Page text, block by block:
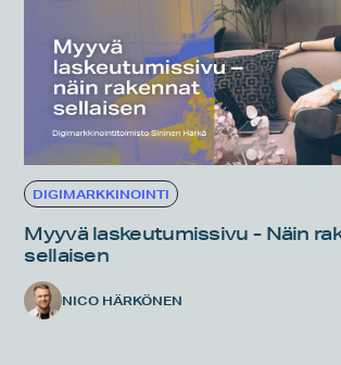
DIGIMARKKINOINTI
Myyvä laskeutumissivu - Näin
sellaisen
NICO HÄRKÖNEN